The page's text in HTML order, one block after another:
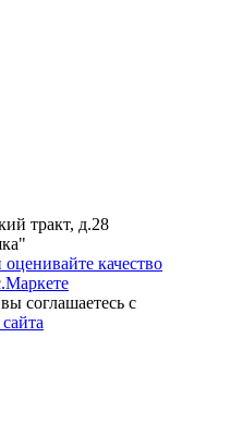
тракт, д.28
соглашаетесь с